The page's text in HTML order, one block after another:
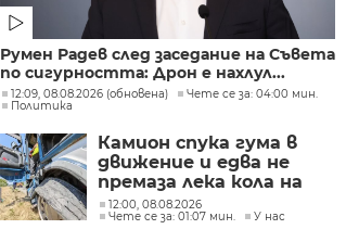
Румен Радев след заседание на Съвета
по сигурността: Дрон е нахлул...
12:09, 08.08.2026 (обновена)
Чете се за: 04:00 мин.
Политика
Камион спука гума в
движение и едва не
премаза лека кола на
Подбалканския път
(СНИМКИ)
12:00, 08.08.2026
Чете се за: 01:07 мин.
У нас